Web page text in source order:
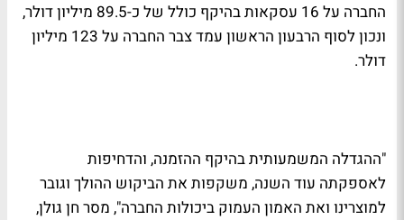
החברה על 16 עסקאות בהיקף כולל של כ-89.5 מיליון דולר,
ונכון לסוף הרבעון הראשון עמד צבר החברה על 123 מיליון
דולר.
"ההגדלה המשמעותית בהיקף ההזמנה, והדחיפות
לאספקתה עוד השנה, משקפות את הביקוש ההולך וגובר
למוצרינו ואת האמון העמוק ביכולות החברה", מסר חן גולן,